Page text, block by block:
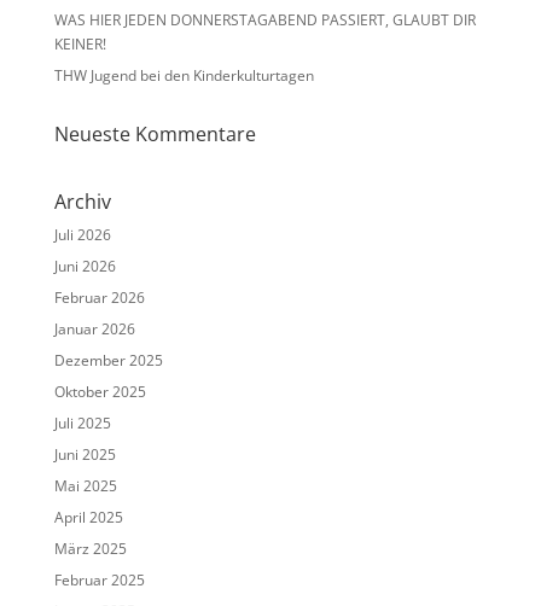
WAS HIER JEDEN DONNERSTAGABEND PASSIERT, GLAUBT DIR
KEINER!
THW Jugend bei den Kinderkulturtagen
Neueste Kommentare
Archiv
Juli 2026
Juni 2026
Februar 2026
Januar 2026
Dezember 2025
Oktober 2025
Juli 2025
Juni 2025
Mai 2025
April 2025
März 2025
Februar 2025